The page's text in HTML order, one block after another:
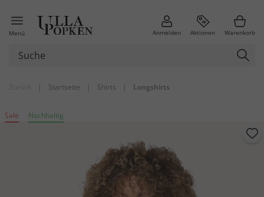
Menü Anmelden Aktionen Warenkorb
| Startseite | Shirts | Longshirts
Sale Nachhaltig